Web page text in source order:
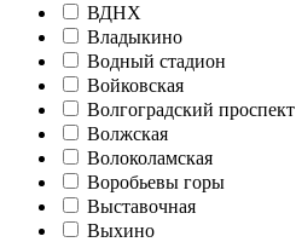
ВДНХ
Владыкино
Водный стадион
Войковская
Волгоградский проспект
Волжская
Волоколамская
Воробьевы горы
Выставочная
Выхино